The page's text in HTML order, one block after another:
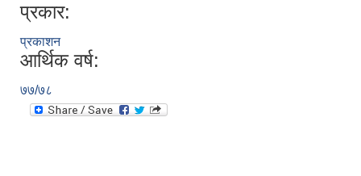
प्रकार:
प्रकाशन
आर्थिक वर्ष:
७७/७८